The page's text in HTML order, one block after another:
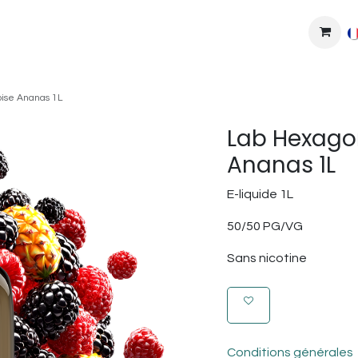
BONS PLANS
Ananas 1L
Lab
Ananas 1L
E-liquide 1L
50/50 PG/VG
Sans nicotine
Conditions générales